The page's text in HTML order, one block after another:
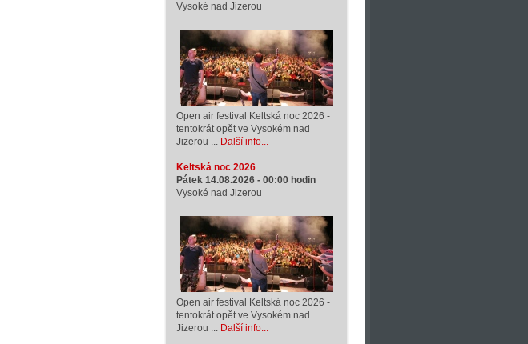
Vysoké nad Jizerou
Open air festival Keltská noc 2026 -
tentokrát opět ve Vysokém nad
Jizerou ... Další info...
Keltská noc 2026
Pátek 14.08.2026 - 00:00 hodin
Vysoké nad Jizerou
Open air festival Keltská noc 2026 -
tentokrát opět ve Vysokém nad
Jizerou ... Další info...